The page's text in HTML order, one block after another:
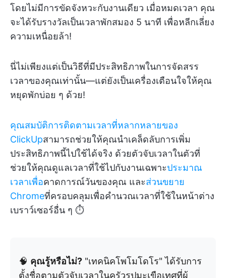
โดยไม่มีการขัดจังหวะกับงานเดียว เมื่อหมดเวลา คุณ
จะได้รับรางวัลเป็นเวลาพักสมอง 5 นาที เพื่อหลีกเลี่ยง
ความเหนื่อยล้า!
นี่ไม่เพียงแต่เป็นวิธีที่มีประสิทธิภาพในการจัดสรร
เวลาของคุณเท่านั้น—แต่ยังเป็นเครื่องเตือนใจให้คุณ
หยุดพักบ่อย ๆ ด้วย!
คุณสมบัติการติดตามเวลาที่หลากหลายของ
ClickUpสามารถช่วยให้คุณนำเคล็ดลับการเพิ่ม
ประสิทธิภาพนี้ไปใช้ได้จริง ด้วยตัวจับเวลาในตัวที่
ช่วยให้คุณดูแลเวลาที่ใช้ไปกับงานเฉพาะประมาณ
เวลาเพื่อคาดการณ์วันของคุณ และส่วนขยาย
Chromeที่ครอบคลุมเพื่อคำนวณเวลาที่ใช้ในหน้าต่าง
เบราว์เซอร์อื่น ๆ ⏱️
🧠 คุณรู้หรือไม่? "เทคนิคโพโมโดโร" ได้รับการ
ตั้งชื่อตามตัวจับเวลาในครัวรูปมะเขือเทศที่ผู้